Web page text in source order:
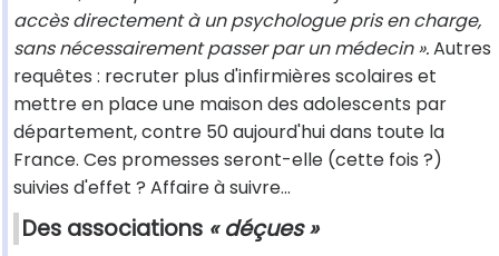
accès directement à un psychologue pris en charge,
sans nécessairement passer par un médecin ».Autres
requêtes : recruter plus d'infirmières scolaires et
mettre en place une maison des adolescents par
département, contre 50 aujourd'hui dans toute la
France. Ces promesses seront-elle (cette fois ?)
suivies d'effet ? Affaire à suivre...
Des associations « déçues »